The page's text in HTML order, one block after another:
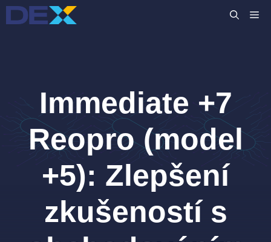
Přeskočit
na
Immediate +7
Reopro (model
+5): Zlepšení
zkušeností s